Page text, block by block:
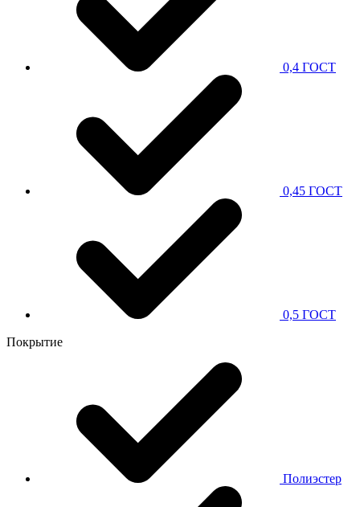
0,4 ГОСТ
0,45 ГОСТ
0,5 ГОСТ
Покрытие
Полиэстер